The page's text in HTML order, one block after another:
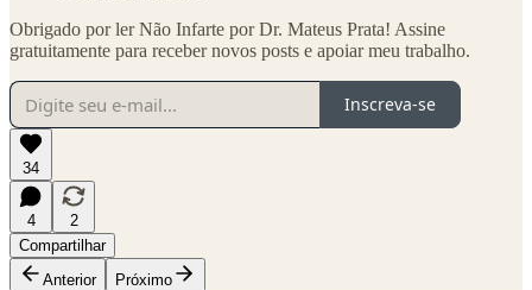
Obrigado por ler Não Infarte por Dr. Mateus Prata! Assine
gratuitamente para receber novos posts e apoiar meu trabalho.
Inscreva-se
34
4
2
Compartilhar
Anterior
Próximo